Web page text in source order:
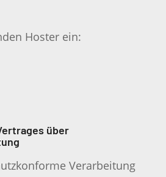
Hoster ein:
über
Verarbeitung